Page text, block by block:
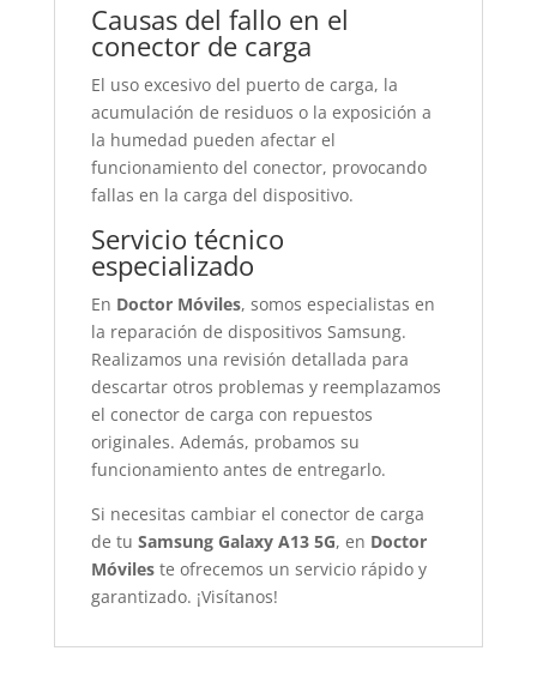
Causas del fallo en el
conector de carga
El uso excesivo del puerto de carga, la
acumulación de residuos o la exposición a
la humedad pueden afectar el
funcionamiento del conector, provocando
fallas en la carga del dispositivo.
Servicio técnico
especializado
En Doctor Móviles, somos especialistas en
la reparación de dispositivos Samsung.
Realizamos una revisión detallada para
descartar otros problemas y reemplazamos
el conector de carga con repuestos
originales. Además, probamos su
funcionamiento antes de entregarlo.
Si necesitas cambiar el conector de carga
de tu Samsung Galaxy A13 5G, en Doctor
Móvileste ofrecemos un servicio rápido y
garantizado. ¡Visítanos!